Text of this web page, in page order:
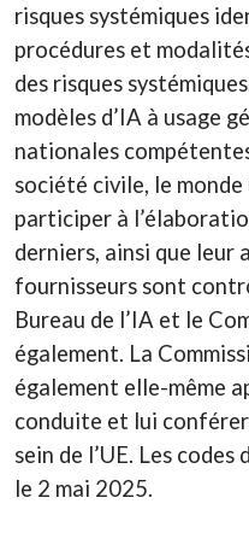
risques systémiques
procédures et
des risques
modèles d’IA à usage
nationales
société civile, le
participer à
derniers, ainsi que leur
fournisseurs sont
Bureau de l’IA et le
également. La
également elle-même
conduite et lui
sein de l’UE. Les
le 2 mai 2025.